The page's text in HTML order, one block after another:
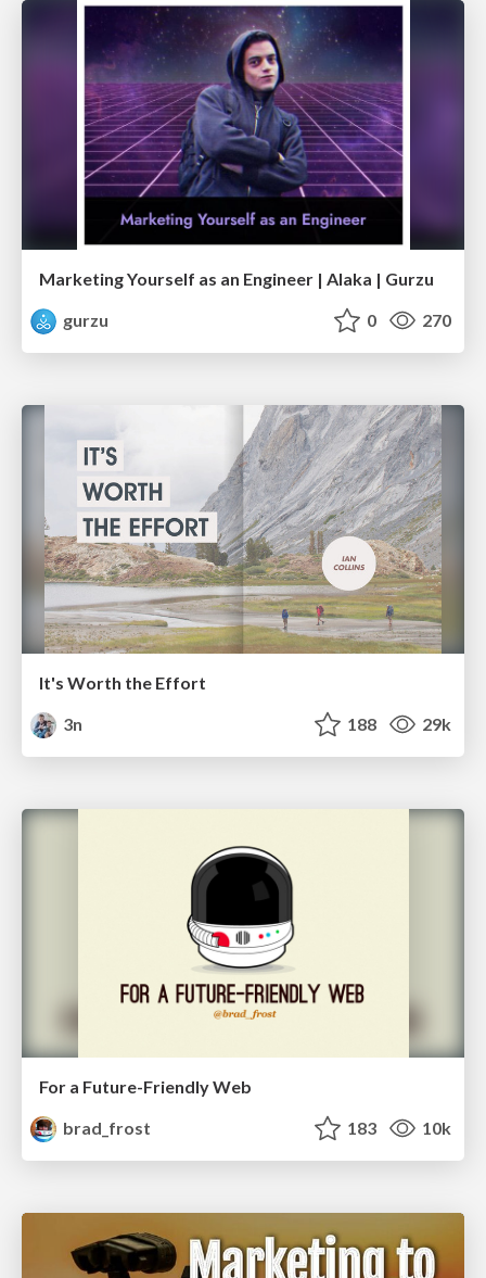
Marketing Yourself as an Engineer | Alaka | Gurzu
gurzu
0 270
It's Worth the Effort
3n
188 29k
For a Future-Friendly Web
brad_frost
183 10k